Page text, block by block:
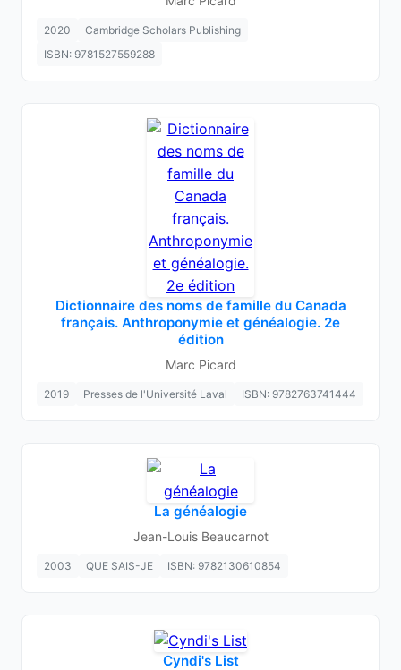
2020
Cambridge Scholars Publishing
ISBN: 9781527559288
Dictionnaire des noms de famille du Canada
français. Anthroponymie et généalogie. 2e
édition
Marc Picard
2019 Presses de l'Université Laval ISBN: 9782763741444
La généalogie
Jean-Louis Beaucarnot
2003 QUE SAIS-JE ISBN: 9782130610854
Cyndi's List